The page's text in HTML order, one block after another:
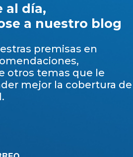
al día,
a nuestro blog
premisas en
otros temas que le
mejor la cobertura de